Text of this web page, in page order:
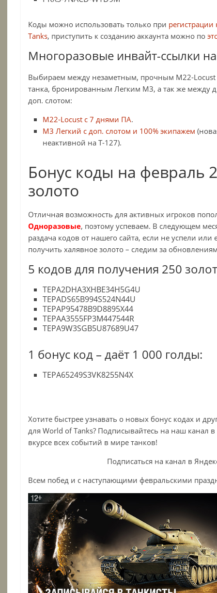
Коды можно использовать только при регистрации
Tanks, приступить к созданию аккаунта можно по
Многоразовые инвайт-ссылки
Выбираем между незаметным, прочным M22-
танка, бронированным Легким М3, а так же между
доп. слотом:
M22-Locust с 7 днями ПА.
М3 Легкий с доп. слотом и 100% экипажем
неактивной на Т-127).
Бонус коды на февраль
золото
Отличная возможность для активных игроков
Одноразовые, поэтому успеваем. В следующем
раздача кодов от нашего сайта, если не успели или
получить халявное золото – следим за
5 кодов для получения 250
TEPA2DHA3XHBE34H5G4U
TEPADS65B994S524N44U
TEPAP95478B9D8895X44
TEPAA3555FP3M447544R
TEPA9W3SGB5U87689U47
1 бонус код – даёт 1 000 голды:
TEPA65249S3VK8255N4X
Хотите быстрее узнавать о новых бонус кодах и
для World of Tanks? Подписывайтесь на наш канал
вкурсе всех событий в мире танков!
Подписаться на канал в
Всем побед и с наступающими февральскими